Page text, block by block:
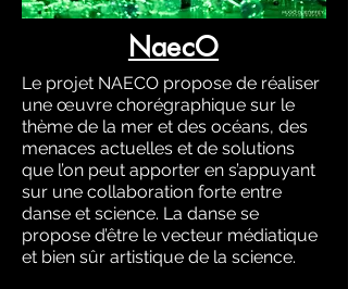
NaecO
Le projet NAECO propose de réaliser
une œuvre chorégraphique sur le
thème de la mer et des océans, des
menaces actuelles et de solutions
que l’on peut apporter en s’appuyant
sur une collaboration forte entre
danse et science. La danse se
propose d’être le vecteur médiatique
et bien sûr artistique de la science.